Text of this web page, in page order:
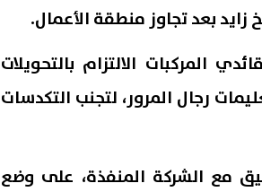
المركبات الالتزام بالتحويلات
رجال المرور، لتجنب التكدسات
مع الشركة المنفذة، على وضع